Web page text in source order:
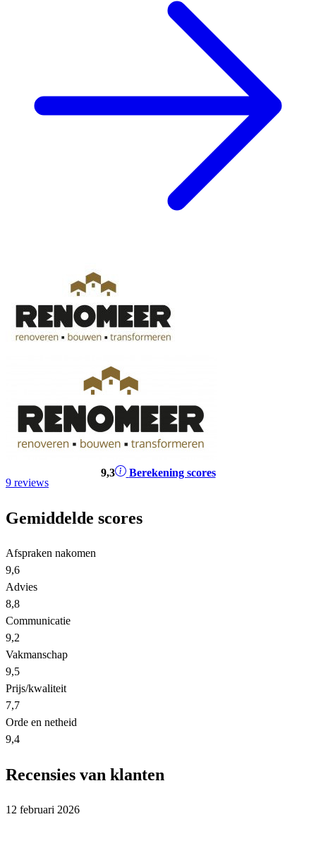
9,3
Berekening scores
9 reviews
Gemiddelde scores
Afspraken nakomen
9,6
Advies
8,8
Communicatie
9,2
Vakmanschap
9,5
Prijs/kwaliteit
7,7
Orde en netheid
9,4
Recensies van klanten
12 februari 2026